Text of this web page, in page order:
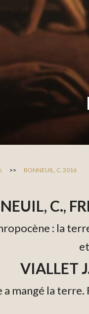
>> BONNEUIL, C. 2016
C.,
: la
et
VIALLET
a mangé la